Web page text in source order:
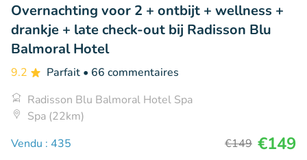
Overnachting voor 2 + ontbijt + wellness +
drankje + late check-out bij Radisson Blu
Balmoral Hotel
9.2 Parfait • 66 commentaires
Radisson Blu Balmoral Hotel Spa
Spa (22km)
Vendu : 435
€149 €149